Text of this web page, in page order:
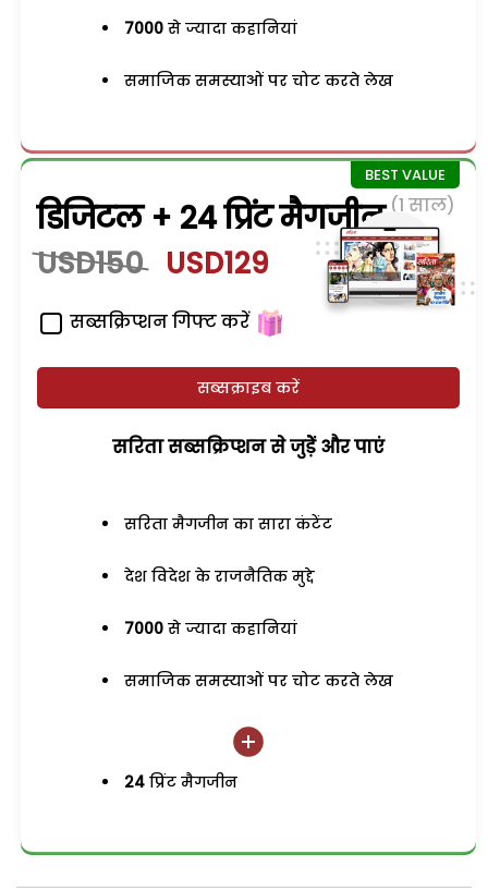
7000 से ज्यादा कहानियां
समाजिक समस्याओं पर चोट करते लेख
डिजिटल + 24 प्रिंट मैगजीन (1 साल)
USD150 USD129
सब्सक्रिप्शन गिफ्ट करें
सब्सक्राइब करें
सरिता सब्सक्रिप्शन से जुड़ेें और पाएं
सरिता मैगजीन का सारा कंटेंट
देश विदेश के राजनैतिक मुद्दे
7000 से ज्यादा कहानियां
समाजिक समस्याओं पर चोट करते लेख
24 प्रिंट मैगजीन